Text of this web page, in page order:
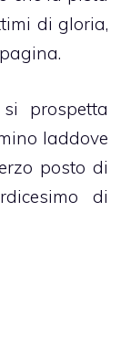
di gloria,
prospetta
laddove
posto di
di